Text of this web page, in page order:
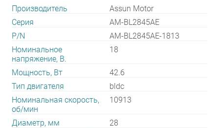
Производитель
Assun Motor
Серия
AM-BL2845AE
P/N
AM-BL2845AE-1813
Номинальное
напряжение, В.
18
Мощность, Вт
42.6
Тип двигателя
bldc
Номинальная скорость,
об/мин
10913
Диаметр, мм
28